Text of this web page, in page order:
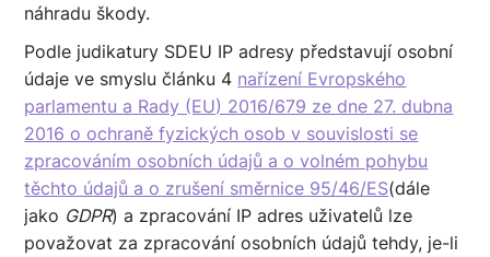
náhradu škody.
Podle judikatury SDEU IP adresy představují osobní
údaje ve smyslu článku 4 nařízení Evropského
parlamentu a Rady (EU) 2016/679 ze dne 27. dubna
2016 o ochraně fyzických osob v souvislosti se
zpracováním osobních údajů a o volném pohybu
těchto údajů a o zrušení směrnice 95/46/ES(dále
jako GDPR) a zpracování IP adres uživatelů lze
považovat za zpracování osobních údajů tehdy, je-li